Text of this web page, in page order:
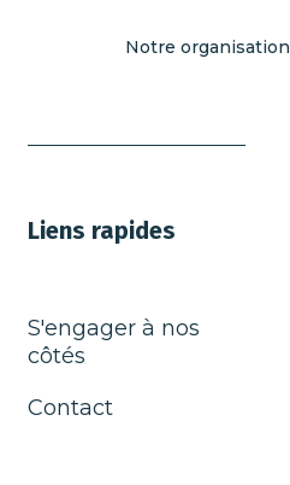
Notre organisation
Liens rapides
S'engager à nos
côtés
Contact